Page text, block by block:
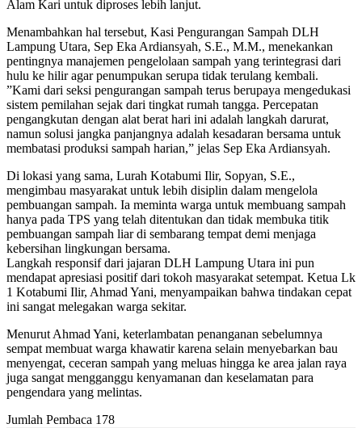
Alam Kari untuk diproses lebih lanjut.
​Menambahkan hal tersebut, Kasi Pengurangan Sampah DLH
Lampung Utara, Sep Eka Ardiansyah, S.E., M.M., menekankan
pentingnya manajemen pengelolaan sampah yang terintegrasi dari
hulu ke hilir agar penumpukan serupa tidak terulang kembali.
​”Kami dari seksi pengurangan sampah terus berupaya mengedukasi
sistem pemilahan sejak dari tingkat rumah tangga. Percepatan
pengangkutan dengan alat berat hari ini adalah langkah darurat,
namun solusi jangka panjangnya adalah kesadaran bersama untuk
membatasi produksi sampah harian,” jelas Sep Eka Ardiansyah.
​Di lokasi yang sama, Lurah Kotabumi Ilir, Sopyan, S.E.,
mengimbau masyarakat untuk lebih disiplin dalam mengelola
pembuangan sampah. Ia meminta warga untuk membuang sampah
hanya pada TPS yang telah ditentukan dan tidak membuka titik
pembuangan sampah liar di sembarang tempat demi menjaga
kebersihan lingkungan bersama.
​Langkah responsif dari jajaran DLH Lampung Utara ini pun
mendapat apresiasi positif dari tokoh masyarakat setempat. Ketua Lk
1 Kotabumi Ilir, Ahmad Yani, menyampaikan bahwa tindakan cepat
ini sangat melegakan warga sekitar.
​Menurut Ahmad Yani, keterlambatan penanganan sebelumnya
sempat membuat warga khawatir karena selain menyebarkan bau
menyengat, ceceran sampah yang meluas hingga ke area jalan raya
juga sangat mengganggu kenyamanan dan keselamatan para
pengendara yang melintas.
Jumlah Pembaca 178